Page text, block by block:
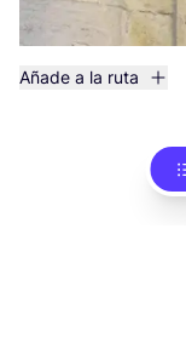
Añade a la ruta